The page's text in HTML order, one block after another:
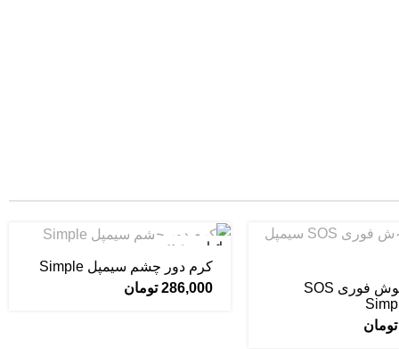
ژل ضد جوش فوری SOS
تومان
اتمام موجودی
کرم دور چشم سیمپل Simple
286,000 تومان